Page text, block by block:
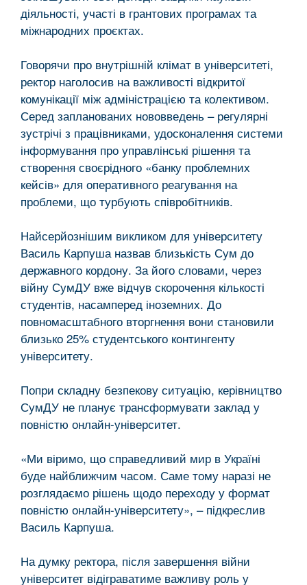
діяльності, участі в грантових програмах та
міжнародних проєктах.
Говорячи про внутрішній клімат в університеті,
ректор наголосив на важливості відкритої
комунікації між адміністрацією та колективом.
Серед запланованих нововведень – регулярні
зустрічі з працівниками, удосконалення системи
інформування про управлінські рішення та
створення своєрідного «банку проблемних
кейсів» для оперативного реагування на
проблеми, що турбують співробітників.
Найсерйознішим викликом для університету
Василь Карпуша назвав близькість Сум до
державного кордону. За його словами, через
війну СумДУ вже відчув скорочення кількості
студентів, насамперед іноземних. До
повномасштабного вторгнення вони становили
близько 25% студентського контингенту
університету.
Попри складну безпекову ситуацію, керівництво
СумДУ не планує трансформувати заклад у
повністю онлайн-університет.
«Ми віримо, що справедливий мир в Україні
буде найближчим часом. Саме тому наразі не
розглядаємо рішень щодо переходу у формат
повністю онлайн-університету», – підкреслив
Василь Карпуша.
На думку ректора, після завершення війни
університет відіграватиме важливу роль у